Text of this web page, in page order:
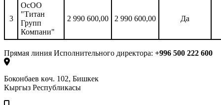
3
ОсОО
"Титан
Групп
Компани"
2 990 600,00 2 990 600,00 Да
Прямая линия Исполнительного директора: +996 500 222 600
Боконбаев көч. 102, Бишкек
Кыргыз Республикасы